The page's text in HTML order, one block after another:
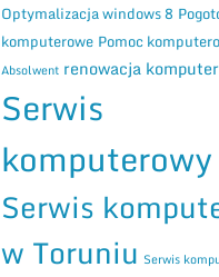
Optymalizacja windows 8
komputerowe Pomoc
Absolwent renowacja
Serwis
Serwis
w Toruniu Serwis